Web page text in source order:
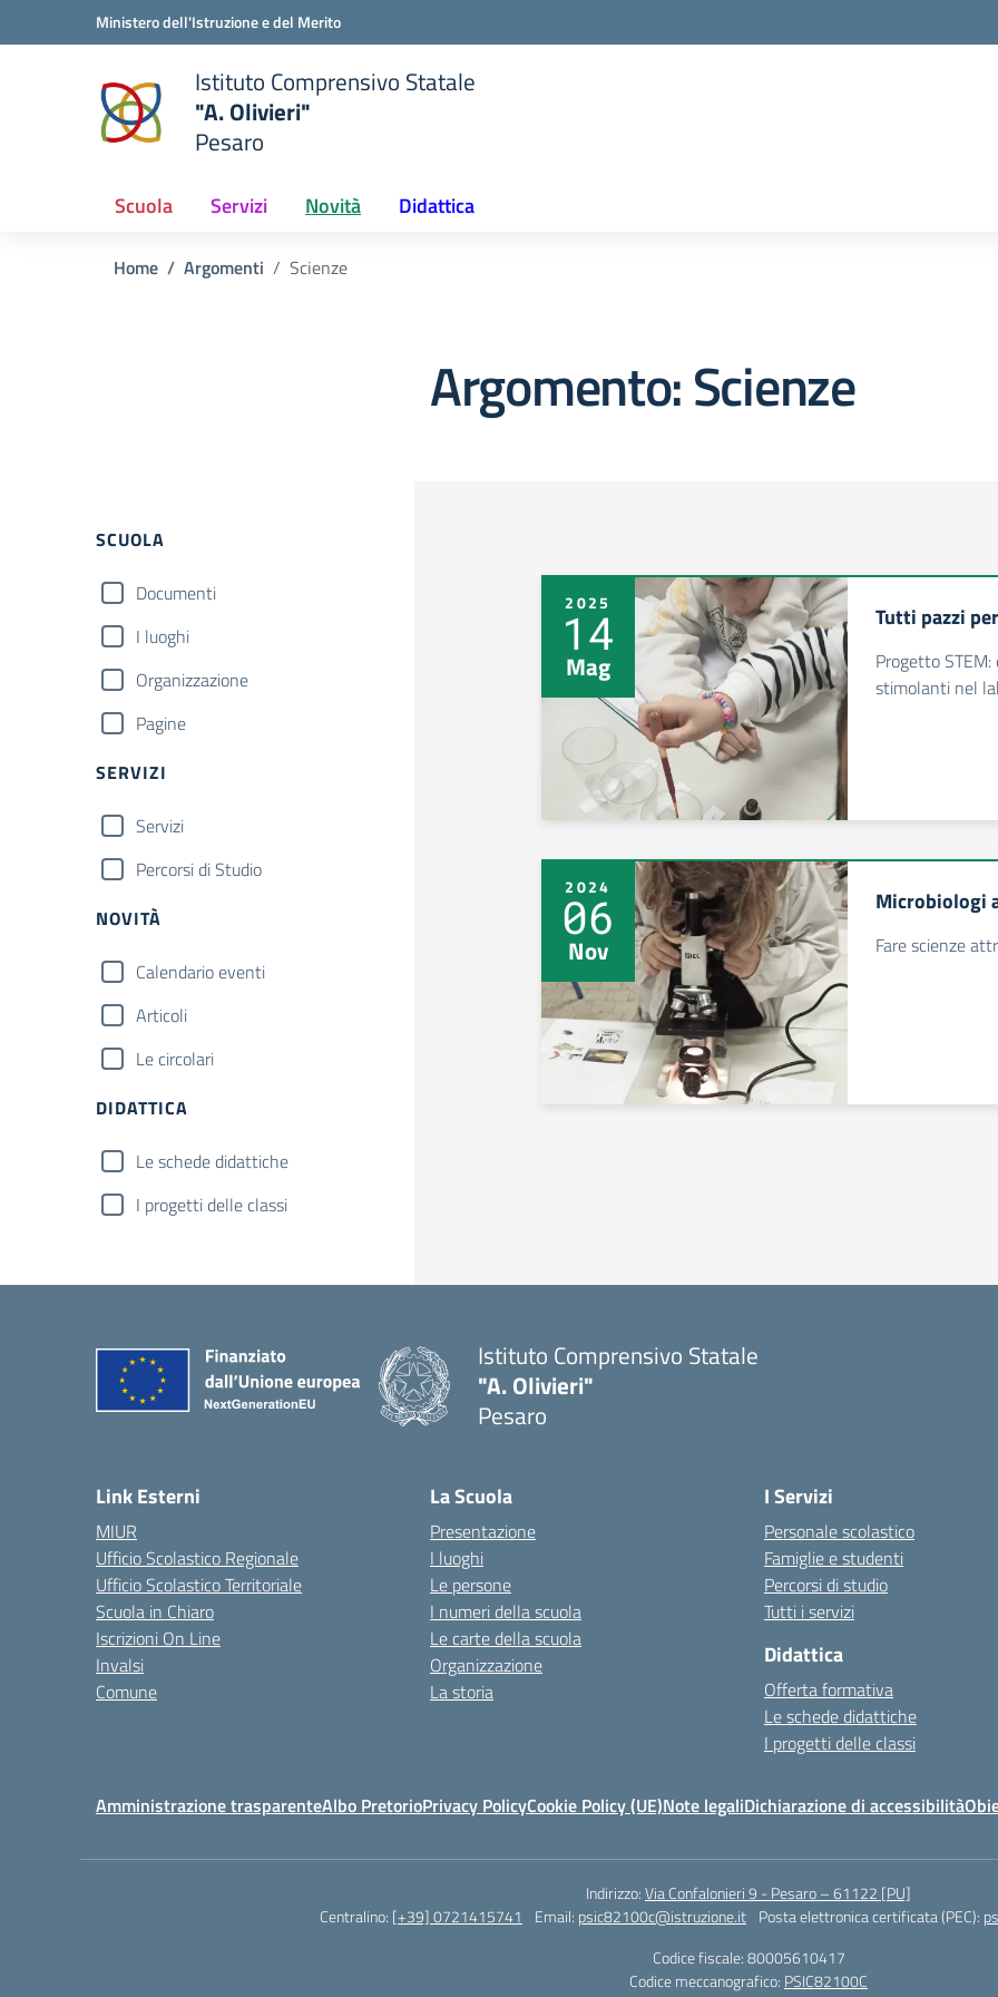
Vai ai contenuti
Vai al menu di navigazioneMinistero dell'Istruzione e del Merito
scuola
Istituto Comprensivo Statale
"A. Olivieri"
Pesaro
Scuola Servizi Novità Didattica
Home Argomenti Scienze
Argomento: Scienze
Filtri
SCUOLA
Documenti
I luoghi
Organizzazione
Pagine
SERVIZI
Servizi
Percorsi di Studio
NOVITÀ
Calendario eventi
Articoli
Le circolari
DIDATTICA
Le schede didattiche
I progetti delle classi
2025
14
Mag
Tutti pazzi
Progetto
stimolanti nel
2024
06
Nov
Microbiologi
Fare scienze
Istituto Comprensivo Statale
"A. Olivieri"
Pesaro
Link Esterni
MIUR
Ufficio Scolastico Regionale
Ufficio Scolastico Territoriale
Scuola in Chiaro
Iscrizioni On Line
Invalsi
Comune
La Scuola
Presentazione
I luoghi
Le persone
I numeri della scuola
Le carte della scuola
Organizzazione
La storia
I Servizi
Personale scolastico
Famiglie e studenti
Percorsi di studio
Tutti i servizi
Didattica
Offerta formativa
Le schede didattiche
I progetti delle classi
Amministrazione trasparenteAlbo PretorioPrivacy PolicyCookie Policy (UE)Note legaliDichiarazione di accessibilità
Indirizzo:Via Confalonieri 9 - Pesaro – 61122 [PU]
Centralino: [+39] 0721415741 Email: psic82100c@istruzione.it Posta elettronica certificata (PEC):
Codice fiscale: 80005610417
Codice meccanografico: PSIC82100C